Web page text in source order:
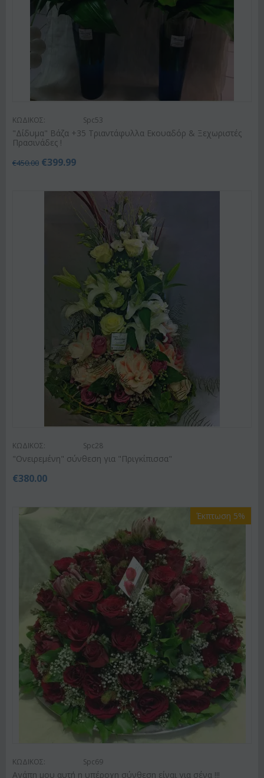
ΚΩΔΙΚΟΣ: Spc53
"Δίδυμα" Βάζα +35 Τριαντάφυλλα Εκουαδόρ & Ξεχωριστές
Πρασινάδες !
€450.00 €399.99
ΚΩΔΙΚΟΣ: Spc28
"Ονειρεμένη" σύνθεση για "Πριγκίπισσα"
€380.00
Έκπτωση 5%
ΚΩΔΙΚΟΣ: Spc69
Αγάπη μου αυτή η υπέροχη σύνθεση είναι για σένα !!!